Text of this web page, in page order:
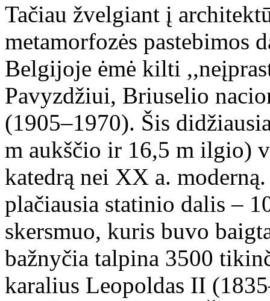
Tačiau žvelgiant į
metamorfozės pastebimos
Belgijoje ėmė kilti
Pavyzdžiui, Briuselio
(1905–1970). Šis
m aukščio ir 16,5 m ilgio)
katedrą nei XX a.
plačiausia statinio dalis –
skersmuo, kuris buvo
bažnyčia talpina 3500
karalius Leopoldas II